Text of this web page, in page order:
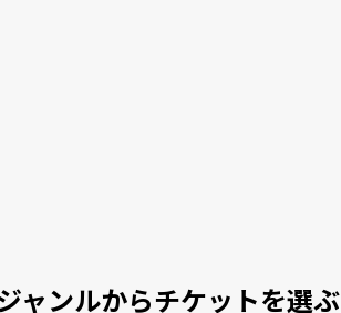
ャンルからチケットを選ぶ